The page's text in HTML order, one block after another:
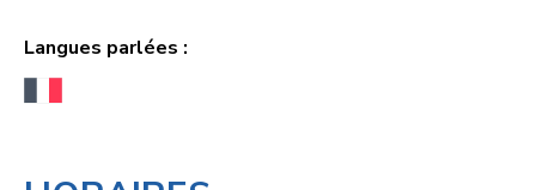
Langues parlées :